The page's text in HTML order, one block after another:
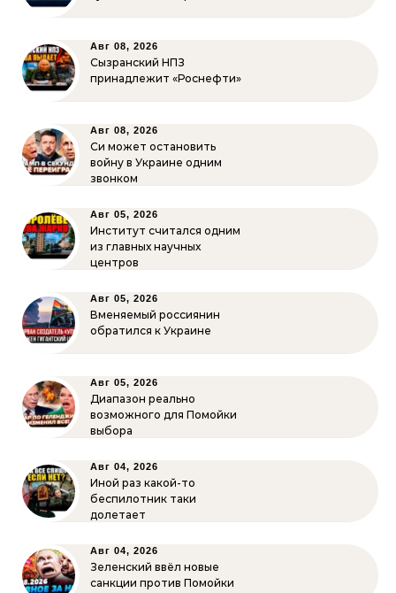
Авг 08, 2026
Сызранский НПЗ
принадлежит «Роснефти»
Авг 08, 2026
Си может остановить
войну в Украине одним
звонком
Авг 05, 2026
Институт считался одним
из главных научных
центров
Авг 05, 2026
Вменяемый россиянин
обратился к Украине
Авг 05, 2026
Диапазон реально
возможного для Помойки
выбора
Авг 04, 2026
Иной раз какой-то
беспилотник таки
долетает
Авг 04, 2026
Зеленский ввёл новые
санкции против Помойки